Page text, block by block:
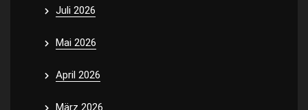
Juli 2026
Mai 2026
April 2026
März 2026